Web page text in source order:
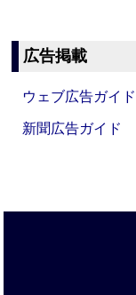
広告掲載
ウェブ広告ガイド
新聞広告ガイド